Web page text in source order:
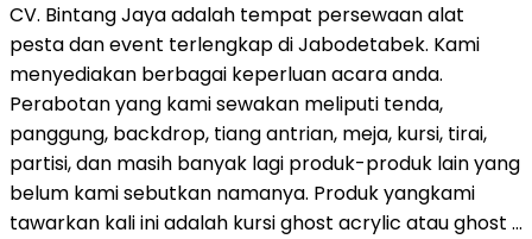
CV. Bintang Jaya adalah tempat persewaan alat
pesta dan event terlengkap di Jabodetabek. Kami
menyediakan berbagai keperluan acara anda.
Perabotan yang kami sewakan meliputi tenda,
panggung, backdrop, tiang antrian, meja, kursi, tirai,
partisi, dan masih banyak lagi produk-produk lain yang
belum kami sebutkan namanya. Produk yangkami
tawarkan kali ini adalah kursi ghost acrylic atau ghost …